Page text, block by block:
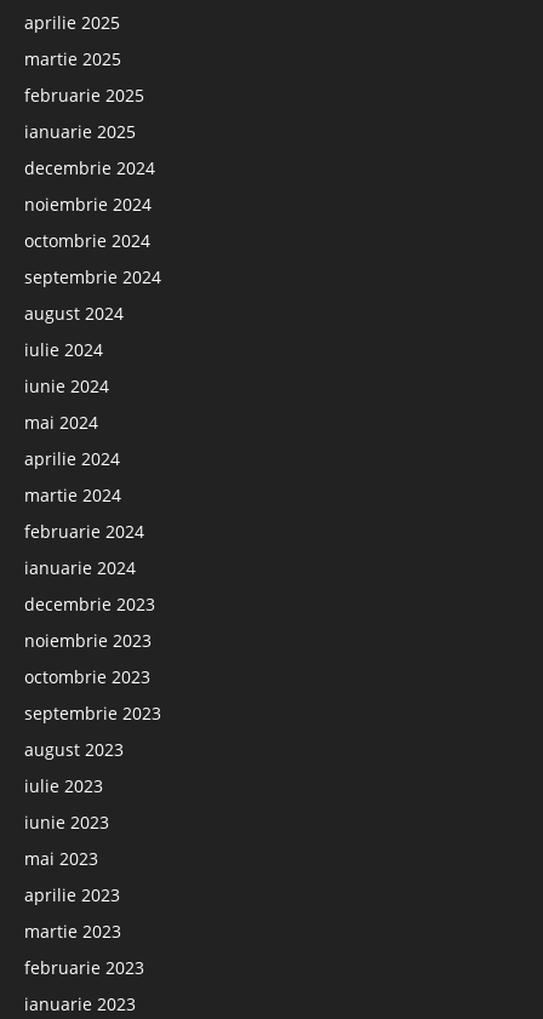
aprilie 2025
martie 2025
februarie 2025
ianuarie 2025
decembrie 2024
noiembrie 2024
octombrie 2024
septembrie 2024
august 2024
iulie 2024
iunie 2024
mai 2024
aprilie 2024
martie 2024
februarie 2024
ianuarie 2024
decembrie 2023
noiembrie 2023
octombrie 2023
septembrie 2023
august 2023
iulie 2023
iunie 2023
mai 2023
aprilie 2023
martie 2023
februarie 2023
ianuarie 2023